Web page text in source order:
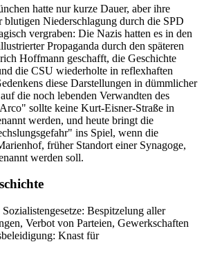
hatte nur kurze Dauer, aber ihre
blutigen Niederschlagung durch die SPD
vergraben: Die Nazis hatten es in den
Propaganda durch den späteren
Hoffmann geschafft, die Geschichte
die CSU wiederholte in reflexhaften
diese Darstellungen in dümmlicher
die noch lebenden Verwandten des
sollte keine Kurt-Eisner-Straße in
werden, und heute bringt die
ins Spiel, wenn die
früher Standort einer Synagoge,
werden soll.
Bespitzelung aller
Verbot von Parteien, Gewerkschaften
Knast für